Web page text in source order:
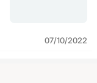
07/10/2022